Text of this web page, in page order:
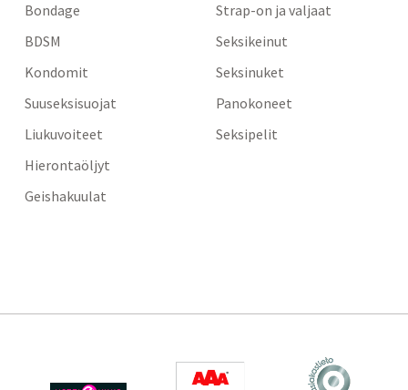
Bondage
BDSM
Kondomit
Suuseksisuojat
Liukuvoiteet
Hierontaöljyt
Geishakuulat
Strap-on ja valjaat
Seksikeinut
Seksinuket
Panokoneet
Seksipelit